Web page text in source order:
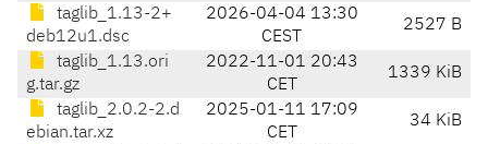
taglib_1.13-2+
deb12u1.dsc
2026-04-04 13:30
CEST
2527 B
taglib_1.13.ori
g.tar.gz
2022-11-01 20:43
CET
1339 KiB
taglib_2.0.2-2.d
ebian.tar.xz
2025-01-11 17:09
CET
34 KiB